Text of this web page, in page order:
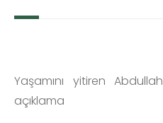
Yaşamını yitiren
açıklama